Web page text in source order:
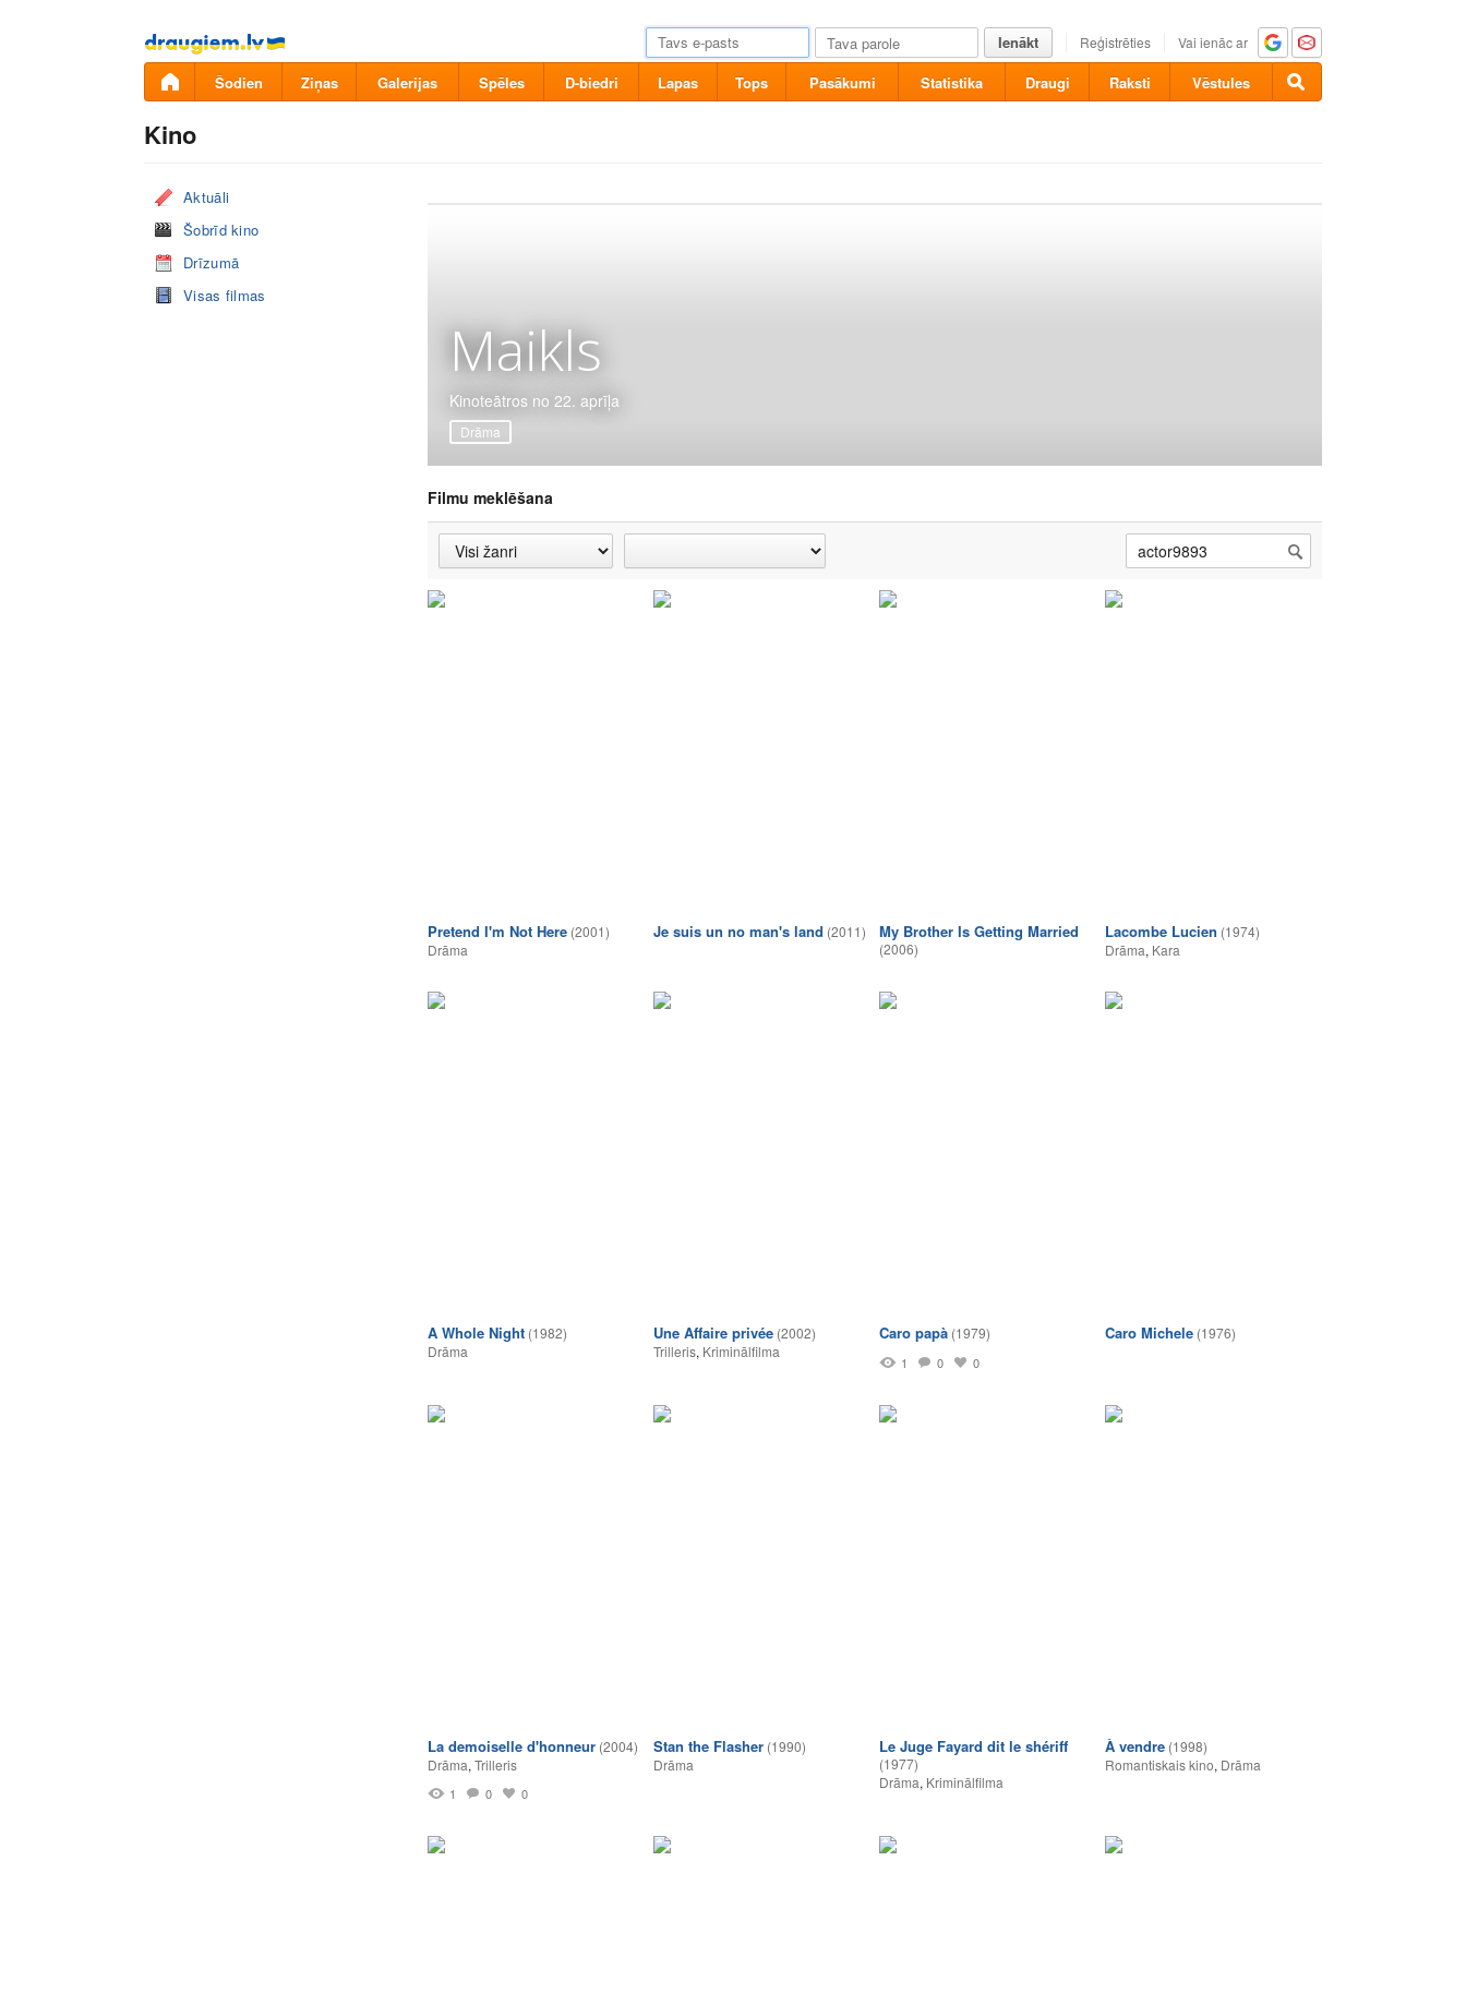
Pāriet
uz
saturu
Ienākt Reģistrēties Vai ienāc ar
Šodien Ziņas Galerijas Spēles D-biedri Lapas Tops Pasākumi Statistika Draugi Raksti Vēstules
Kino
Aktuāli
Šobrīd kino
Drīzumā
Visas filmas
Maikls
Kinoteātros no 22. aprīļa
Drāma
Filmu meklēšana
Pretend I'm Not Here (2001)
Drāma
Je suis un no man's land (2011) My Brother Is Getting Married
(2006)
Lacombe Lucien (1974)
Drāma, Kara
A Whole Night (1982)
Drāma
Une Affaire privée (2002)
Trilleris, Kriminālfilma
Caro papà (1979)
1 0 0
Caro Michele (1976)
La demoiselle d'honneur (2004)
Drāma, Trilleris
1 0 0
Stan the Flasher (1990)
Drāma
Le Juge Fayard dit le shériff
(1977)
Drāma, Kriminālfilma
À vendre (1998)
Romantiskais kino, Drāma